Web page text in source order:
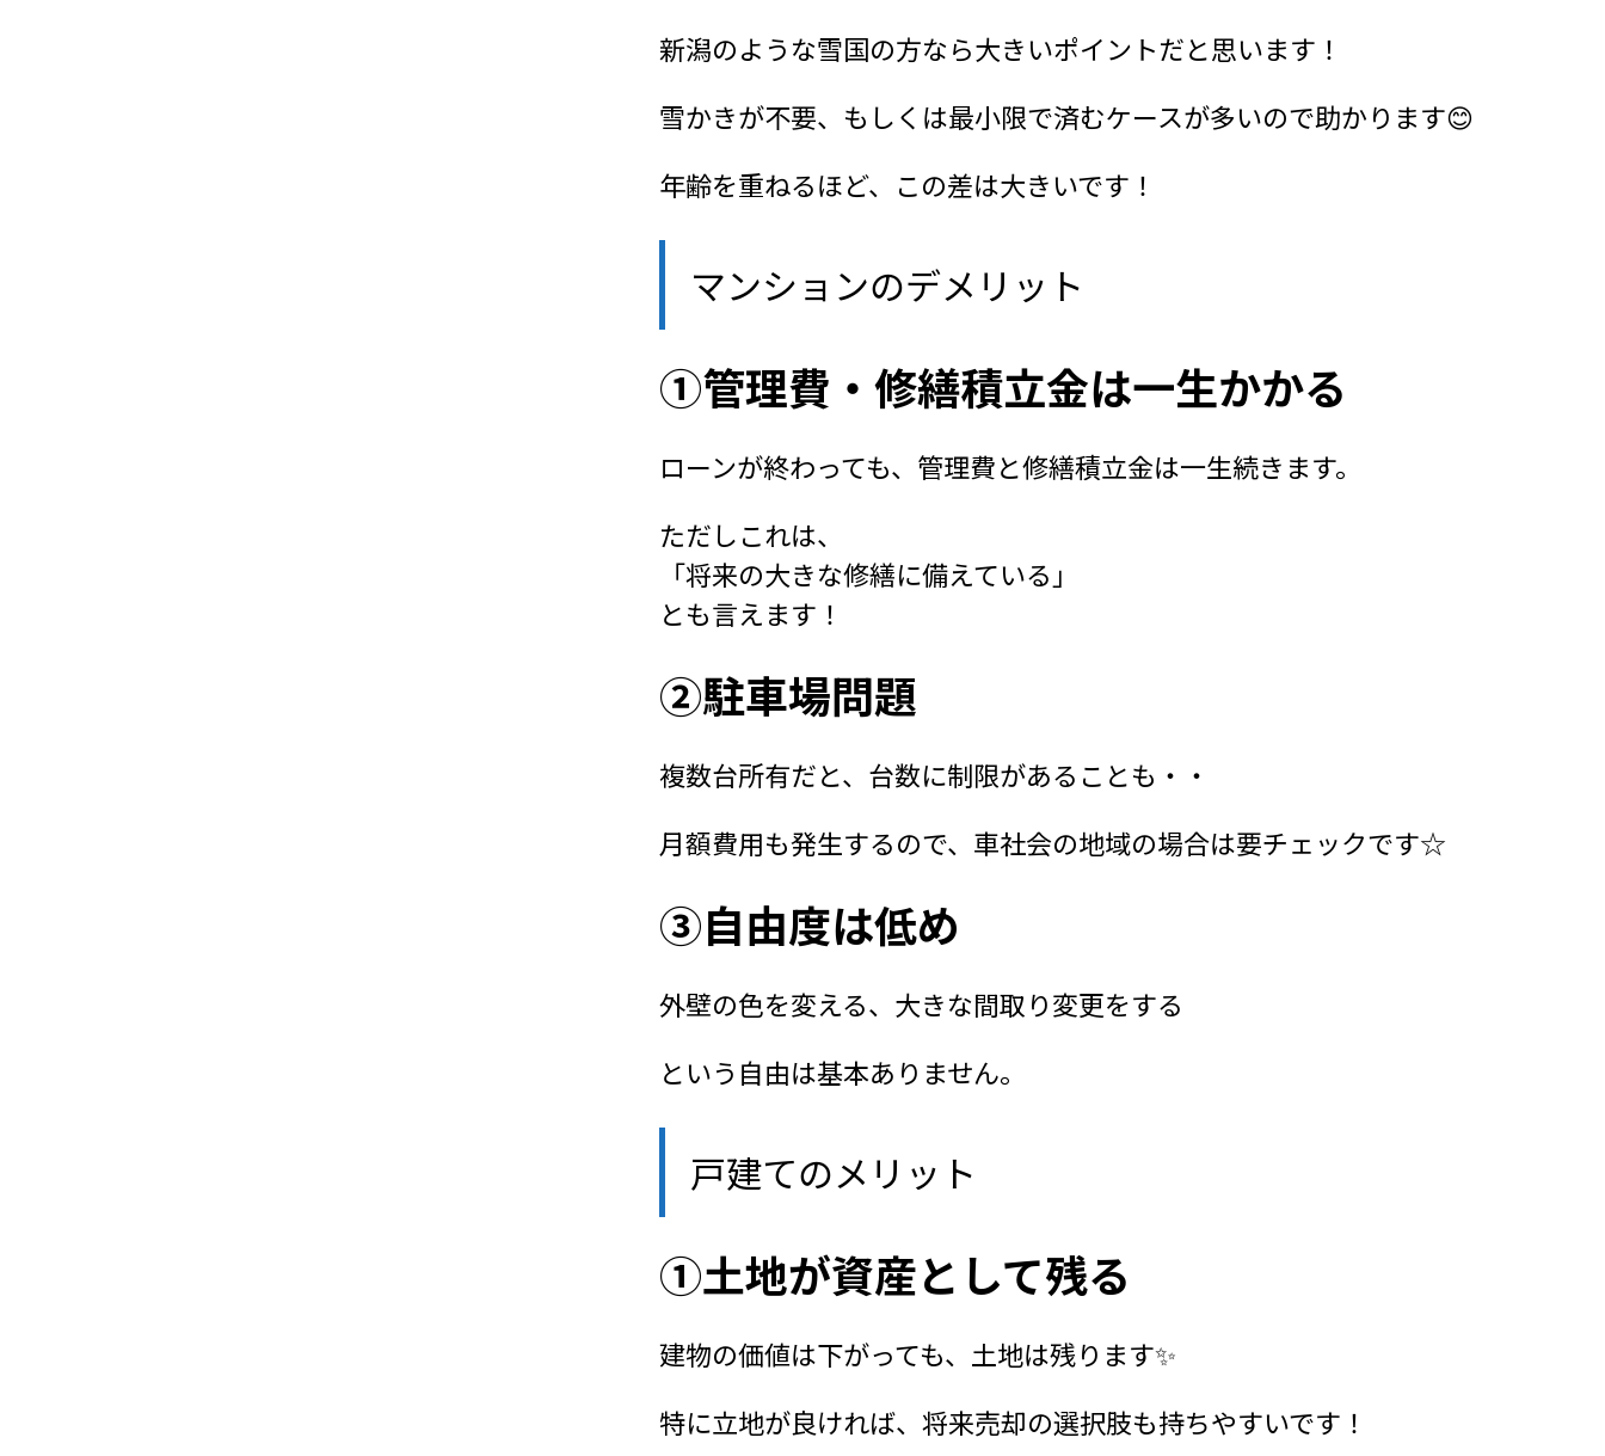
新潟のような雪国の方なら大きいポイントだと思います！
雪かきが不要、もしくは最小限で済むケースが多いので助かります😊
年齢を重ねるほど、この差は大きいです！
マンションのデメリット
①管理費・修繕積立金は一生かかる
ローンが終わっても、管理費と修繕積立金は一生続きます。
ただしこれは、
「将来の大きな修繕に備えている」
とも言えます！
②駐車場問題
複数台所有だと、台数に制限があることも・・
月額費用も発生するので、車社会の地域の場合は要チェックです☆
③自由度は低め
外壁の色を変える、 大きな間取り変更をする
という自由は基本ありません。
戸建てのメリット
①土地が資産として残る
建物の価値は下がっても、土地は残ります✨
特に立地が良ければ、将来売却の選択肢も持ちやすいです！